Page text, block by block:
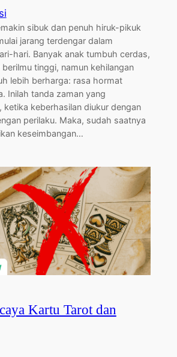
sibuk dan penuh hiruk-pikuk
jarang terdengar dalam
hari. Banyak anak tumbuh cerdas,
tinggi, namun kehilangan
lebih berharga: rasa hormat
Inilah tanda zaman yang
ketika keberhasilan diukur dengan
perilaku. Maka, sudah saatnya
keseimbangan…
Kartu Tarot dan